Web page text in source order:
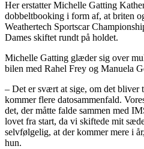
Her erstatter Michelle Gatting
dobbeltbooking i form af, at briten
Weathertech Sportscar
Dames skiftet rundt på holdet.
Michelle Gatting glæder sig over
bilen med Rahel Frey og Manuela
– Det er svært at sige, om det
kommer flere datosammenfald.
det, der måtte falde sammen med
lovet fra start, da vi skiftede mit
selvfølgelig, at der kommer mere i
hun.